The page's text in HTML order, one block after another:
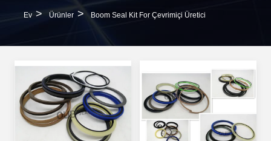
Ev > Ürünler > Boom Seal Kit For Çevrimiçi Üretici